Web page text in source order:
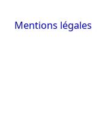
Mentions légales